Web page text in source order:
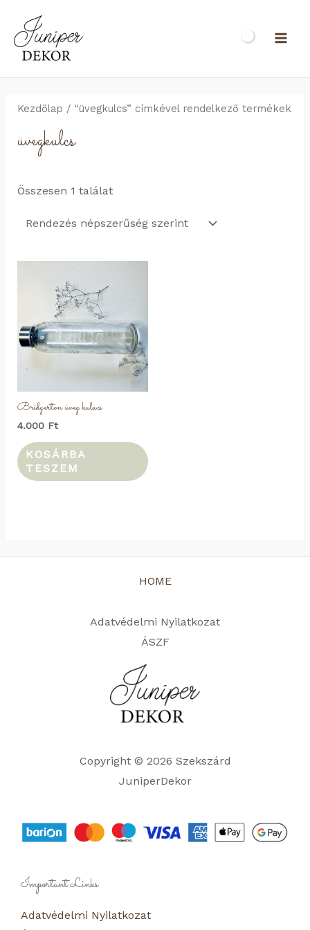
content
Kezdőlap / “üvegkulcs” címkével rendelkező termékek
üvegkulcs
Összesen 1 találat
Bridgerton üveg kulacs
4.000 Ft
KOSÁRBA
TESZEM
HOME
Adatvédelmi Nyilatkozat
ÁSZF
Copyright © 2026 Szekszárd
JuniperDekor
Important Links
Adatvédelmi Nyilatkozat